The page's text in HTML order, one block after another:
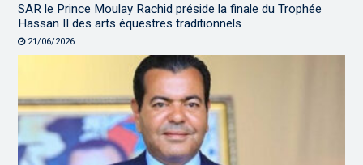
SAR le Prince Moulay Rachid préside la finale du Trophée
Hassan II des arts équestres traditionnels
21/06/2026